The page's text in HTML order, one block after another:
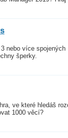
nebo více spojených
šperky.
ve které hledáš
1000 věcí?